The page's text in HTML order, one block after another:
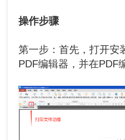
操作步骤
第一步：首先，打开安
PDF编辑器，并在PDF